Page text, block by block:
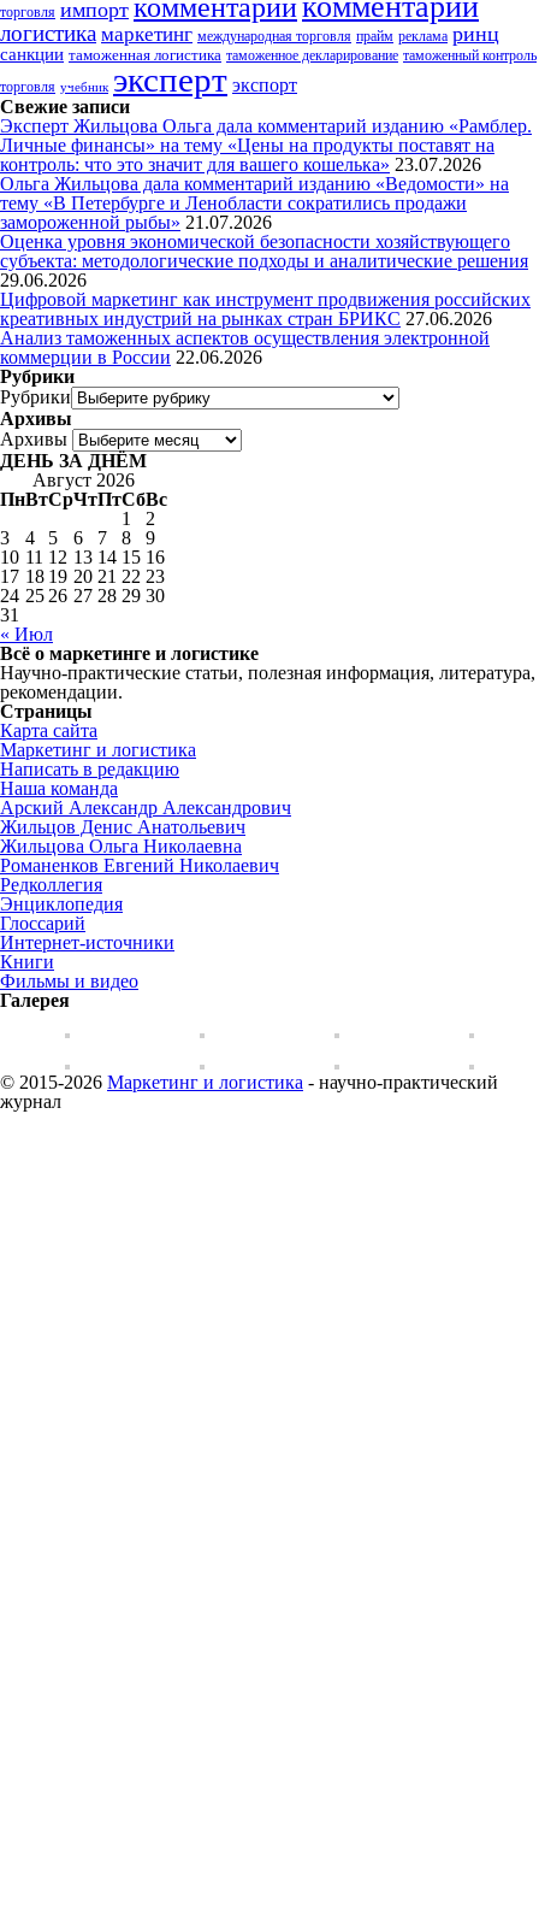
торговля импорт комментарии
логистика маркетинг международная торговля прайм реклама ринц
санкции таможенная логистика таможенное декларирование таможенный контроль
торговля учебник эксперт экспорт
Свежие записи
Эксперт Жильцова Ольга дала комментарий изданию «Рамблер.
Личные финансы» на тему «Цены на продукты поставят на
контроль: что это значит для вашего кошелька» 23.07.2026
Ольга Жильцова дала комментарий изданию «Ведомости» на
тему «В Петербурге и Ленобласти сократились продажи
замороженной рыбы» 21.07.2026
Оценка уровня экономической безопасности хозяйствующего
субъекта: методологические подходы и аналитические решения
29.06.2026
Цифровой маркетинг как инструмент продвижения российских
креативных индустрий на рынках стран БРИКС 27.06.2026
Анализ таможенных аспектов осуществления электронной
коммерции в России 22.06.2026
Рубрики
Рубрики
Архивы
Архивы
ДЕНЬ ЗА ДНЁМ
Август 2026
ПнВтСрЧтПтСбВс
1
2
3
4 5 6 7 8
9
10 11 12 13 14 15 16
17 18 19 20 21 22 23
24 25 26 27 28 29 30
31
« Июл
Всё о маркетинге и логистике
Научно-практические статьи, полезная информация, литература,
рекомендации.
Страницы
Карта сайта
Маркетинг и логистика
Написать в редакцию
Наша команда
Арский Александр Александрович
Жильцов Денис Анатольевич
Жильцова Ольга Николаевна
Романенков Евгений Николаевич
Редколлегия
Энциклопедия
Глоссарий
Интернет-источники
Книги
Фильмы и видео
Галерея
© 2015-2026 Маркетинг и логистика - научно-практический
журнал